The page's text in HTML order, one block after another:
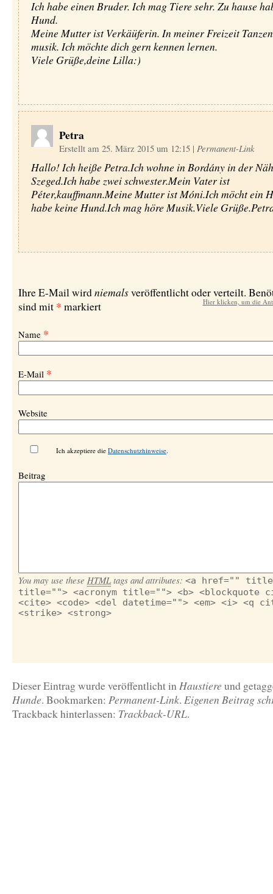
Ich habe einen Bruder. Ich mag Tiere sehr. Zu hause
Hund.
Meine Mutter ist Verkäüferin. In meiner Freizeit
musik. Ich möchte dich gern kennen lernen.
Viele Grüße,deine Lilla:)
Petra
Erstellt am 25. März 2015 um 12:15 | Permanent-Link
Hallo! Ich heiße Petra.Ich wohne in Bordány in der
Szeged.Ich habe zwei schwester.Mein Vater ist
Péter,kauffmann.Meine Mutter ist Móni.Ich möcht ein
habe keine Hund.Ich mag höre Musik.Viele
Hier klicken, um die
Ihre E-Mail wirdniemalsveröffentlicht oder verteilt.
sind mit * markiert
Name *
E-Mail *
Website
Ich akzeptiere die Datenschutzhinweise.
Beitrag
You may use these HTML tags and attributes: <a href=""
title=""> <acronym title=""> <b> <blockquote
<cite> <code> <del datetime=""> <em> <i> <q
<strike> <strong>
Dieser Eintrag wurde veröffentlicht inHaustiere und
Hunde. Bookmarken: Permanent-Link. Eigenen Beitrag
Trackback hinterlassen: Trackback-URL.